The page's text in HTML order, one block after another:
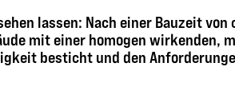
lassen: Nach einer Bauzeit
mit einer homogen wirkenden,
besticht und den